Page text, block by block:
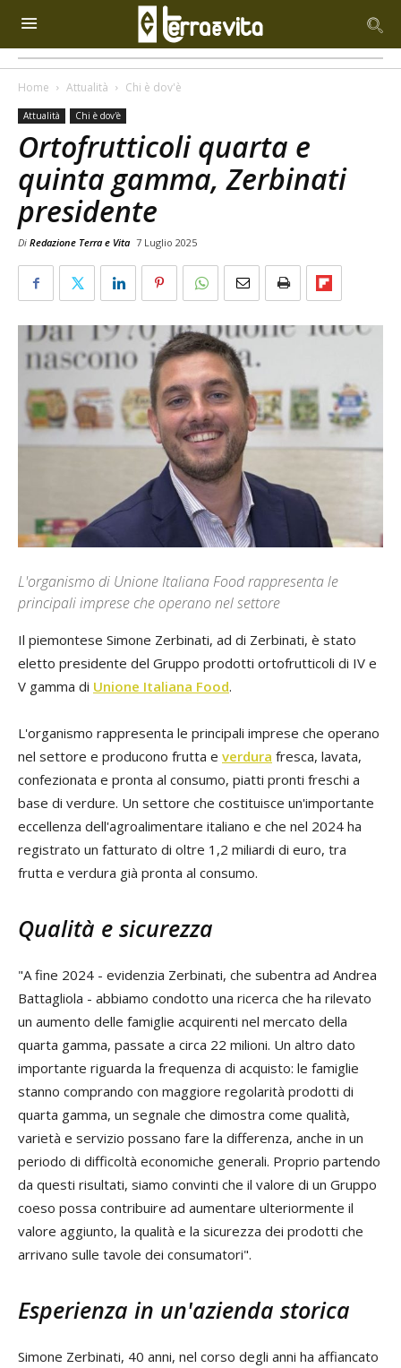
Home Attualità Chi è dov'è
Attualità Chi è dov'è
Ortofrutticoli quarta e
quinta gamma, Zerbinati
presidente
Di Redazione Terra e Vita 7 Luglio 2025
L'organismo di Unione Italiana Food rappresenta le
principali imprese che operano nel settore
Il piemontese Simone Zerbinati, ad di Zerbinati, è stato
eletto presidente del Gruppo prodotti ortofrutticoli di IV e
V gamma di Unione Italiana Food.
L'organismo rappresenta le principali imprese che operano
nel settore e producono frutta e verdura fresca, lavata,
confezionata e pronta al consumo, piatti pronti freschi a
base di verdure. Un settore che costituisce un'importante
eccellenza dell'agroalimentare italiano e che nel 2024 ha
registrato un fatturato di oltre 1,2 miliardi di euro, tra
frutta e verdura già pronta al consumo.
Qualità e sicurezza
"A fine 2024 - evidenzia Zerbinati, che subentra ad Andrea
Battagliola - abbiamo condotto una ricerca che ha rilevato
un aumento delle famiglie acquirenti nel mercato della
quarta gamma, passate a circa 22 milioni. Un altro dato
importante riguarda la frequenza di acquisto: le famiglie
stanno comprando con maggiore regolarità prodotti di
quarta gamma, un segnale che dimostra come qualità,
varietà e servizio possano fare la differenza, anche in un
periodo di difficoltà economiche generali. Proprio partendo
da questi risultati, siamo convinti che il valore di un Gruppo
coeso possa contribuire ad aumentare ulteriormente il
valore aggiunto, la qualità e la sicurezza dei prodotti che
arrivano sulle tavole dei consumatori".
Esperienza in un'azienda storica
Simone Zerbinati, 40 anni, nel corso degli anni ha affiancato